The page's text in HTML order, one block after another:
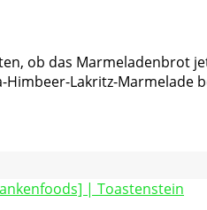
ob das Marmeladenbrot
Lakritz-Marmelade